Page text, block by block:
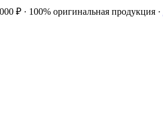
₽ · 100% оригинальная продукция ·